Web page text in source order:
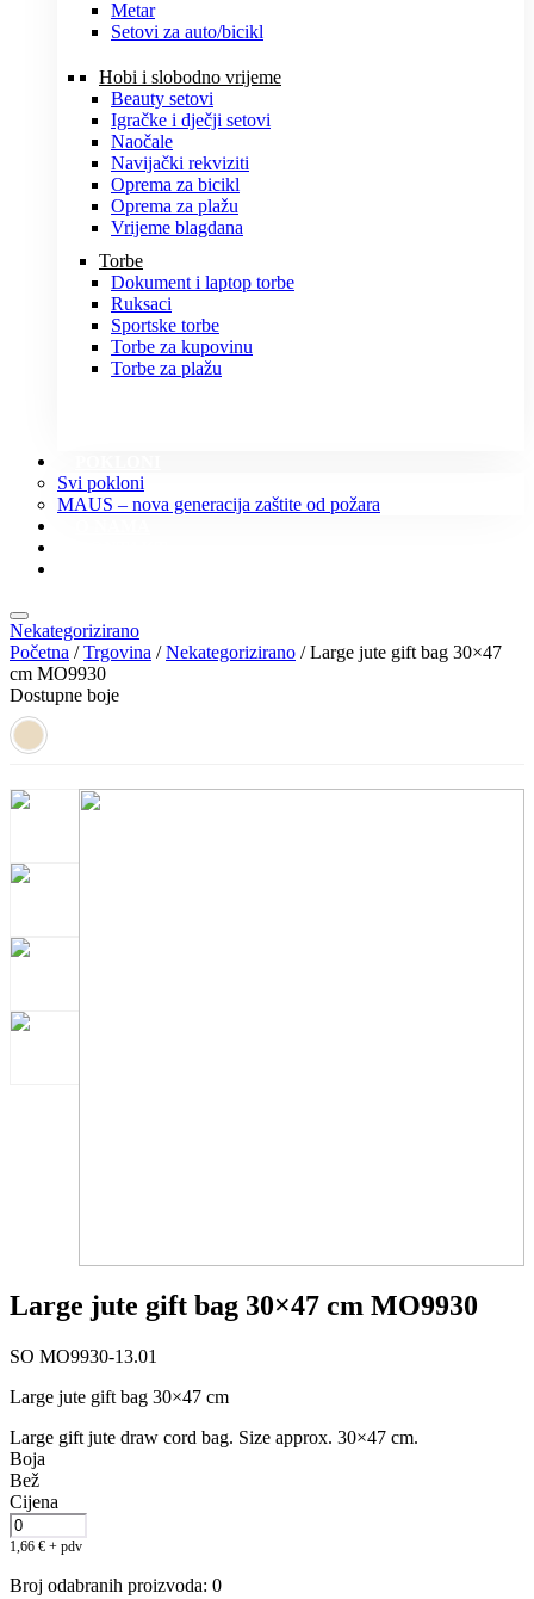
Metar
Setovi za auto/bicikl
Hobi i slobodno vrijeme
Beauty setovi
Igračke i dječji setovi
Naočale
Navijački rekviziti
Oprema za bicikl
Oprema za plažu
Vrijeme blagdana
Torbe
Dokument i laptop torbe
Ruksaci
Sportske torbe
Torbe za kupovinu
Torbe za plažu
Svi pokloni
MAUS – nova generacija zaštite od požara
Nekategorizirano
Početna /Trgovina /Nekategorizirano / Large jute gift bag 30×47
cm MO9930
Dostupne boje
Large jute gift bag 30×47 cm MO9930
SO MO9930-13.01
Large jute gift bag 30×47 cm
Large gift jute draw cord bag. Size approx. 30×47 cm.
Boja
Bež
Cijena
1,66 € + pdv
Broj odabranih proizvoda: 0